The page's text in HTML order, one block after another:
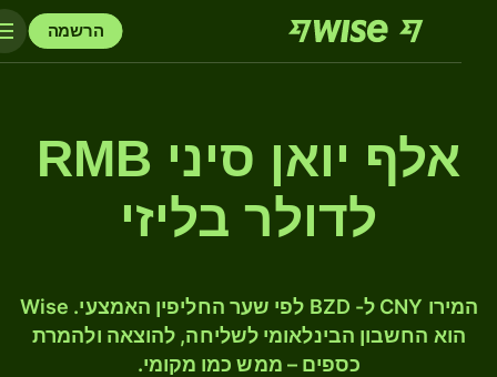
הרשמה
אלף יואן סיני RMB
לדולר בליזי
המירו CNY ל- BZD לפי שער החליפין האמצעי. Wise
הוא החשבון הבינלאומי לשליחה, להוצאה ולהמרת
כספים – ממש כמו מקומי.